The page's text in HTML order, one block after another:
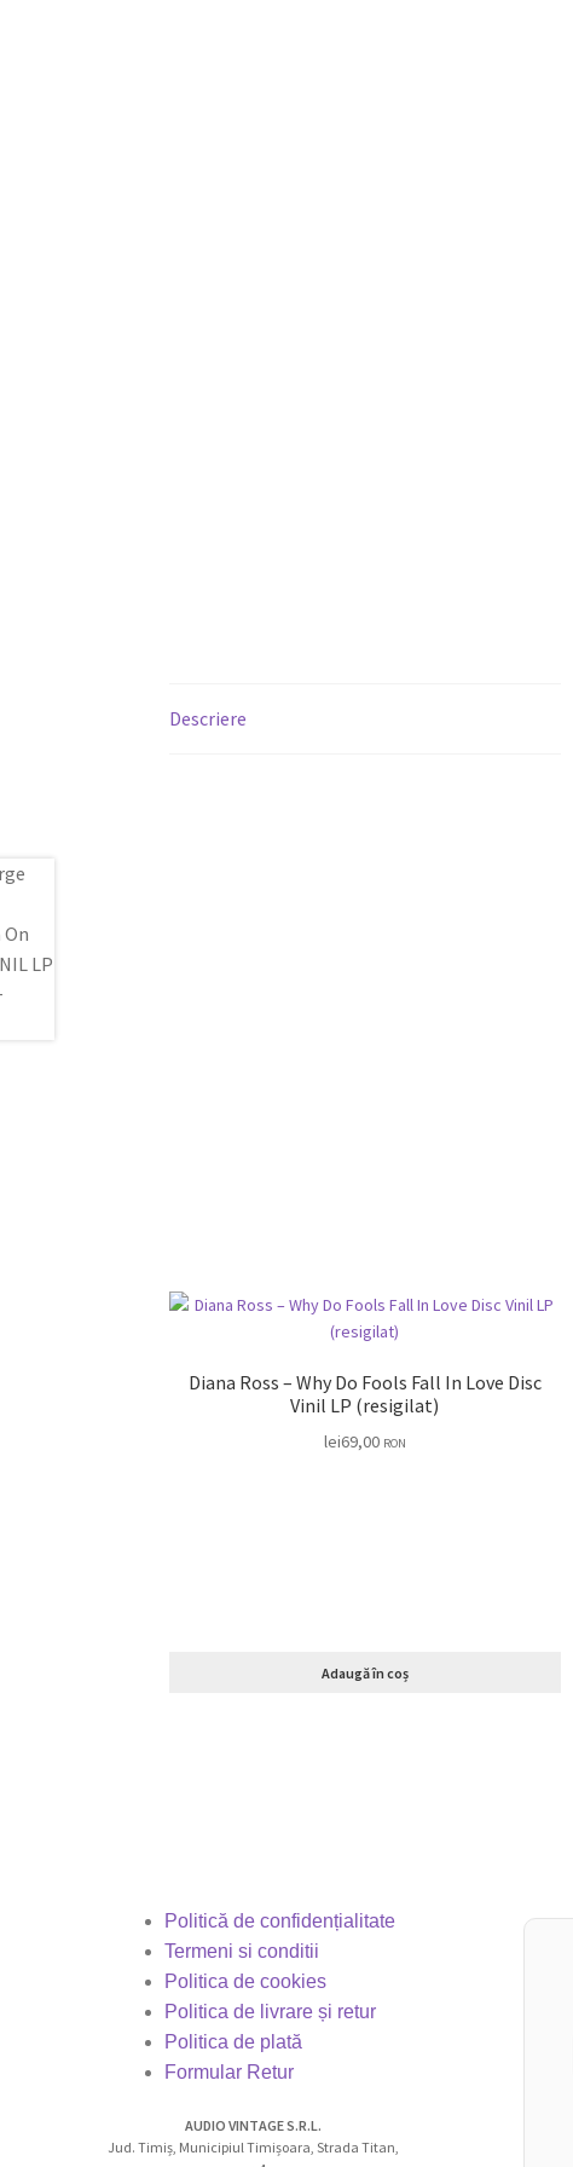
Descriere
Diana Ross – Why Do Fools Fall In Love Disc
Vinil LP (resigilat)
lei69,00 RON
Adaugă în coș
Politică de confidențialitate
Termeni si conditii
Politica de cookies
Politica de livrare și retur
Politica de plată
Formular Retur
AUDIO VINTAGE S.R.L.
Jud. Timiș, Municipiul Timișoara, Strada Titan,